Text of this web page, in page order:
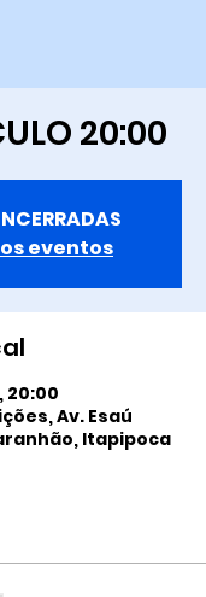
20:00
eventos
20:00
Av. Esaú
Itapipoca